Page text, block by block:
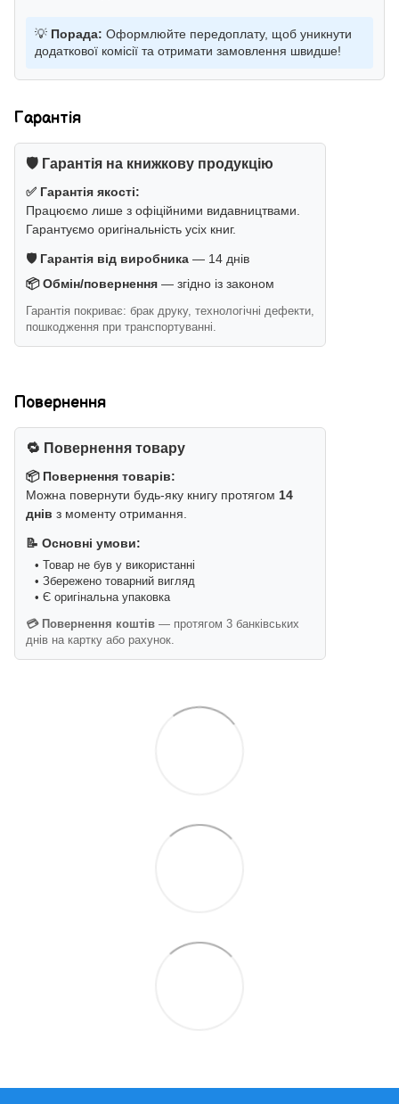
💡 Порада: Оформлюйте передоплату, щоб уникнути
додаткової комісії та отримати замовлення швидше!
Гарантія
🛡️ Гарантія на книжкову продукцію
✅ Гарантія якості:
Працюємо лише з офіційними видавництвами.
Гарантуємо оригінальність усіх книг.
🛡️ Гарантія від виробника — 14 днів
📦 Обмін/повернення — згідно із законом
Гарантія покриває: брак друку, технологічні дефекти,
пошкодження при транспортуванні.
Повернення
🔁 Повернення товару
📦 Повернення товарів:
Можна повернути будь-яку книгу протягом 14
днів з моменту отримання.
📝 Основні умови:
• Товар не був у використанні
• Збережено товарний вигляд
• Є оригінальна упаковка
💳 Повернення коштів — протягом 3 банківських
днів на картку або рахунок.